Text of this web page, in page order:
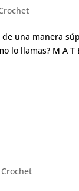
una manera
lo llamas? M A T